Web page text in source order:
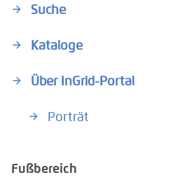
Suche
Kataloge
Über InGrid-Portal
Porträt
Fußbereich